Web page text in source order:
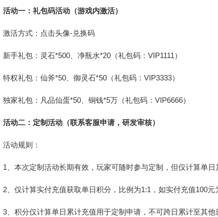
活动一：礼包码活动（游戏内激活）
激活方式：点击头像-兑换码
新手礼包：灵石*500、净瓶水*20（礼包码：VIP1111）
特权礼包：仙斧*50、御灵石*50（礼包码：VIP3333）
独家礼包：凡品仙蛋*50、铜钱*5万（礼包码：VIP6666）
活动二：定制活动（联系客服申请，研发审核）
活动规则：
1、本次定制活动长期有效，玩家可随时参与定制，但仅计算单
2、仅计算实付充值获取单日积分，比例为1:1，如实付充值100元
3、积分仅计算单日累计充值用于定制申请，不可跨日累计至其他